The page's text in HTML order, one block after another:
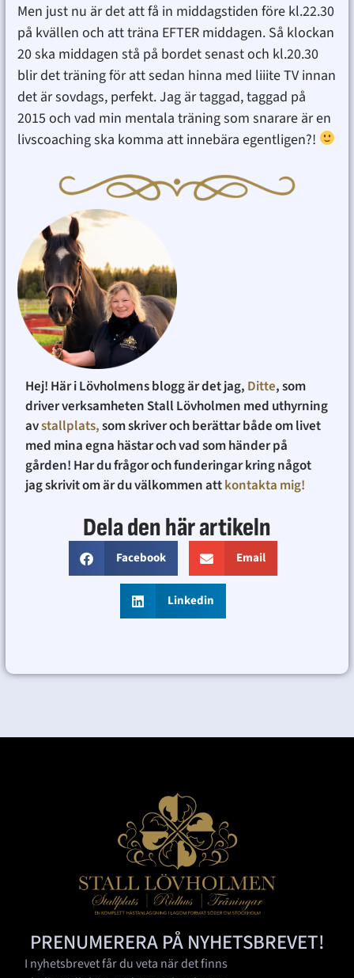
Men just nu är det att få in middagstiden före kl.22.30
på kvällen och att träna EFTER middagen. Så klockan
20 ska middagen stå på bordet senast och kl.20.30
blir det träning för att sedan hinna med liiite TV innan
det är sovdags, perfekt. Jag är taggad, taggad på
2015 och vad min mentala träning som snarare är en
livscoaching ska komma att innebära egentligen?!
Hej! Här i Lövholmens blogg är det jag, Ditte, som
driver verksamheten Stall Lövholmen med uthyrning
avstallplats,som skriver och berättar både om livet
med mina egna hästar och vad som händer på
gården! Har du frågor och funderingar kring något
jag skrivit om är du välkommen attkontakta mig!
Dela den här artikeln
Facebook Email
Linkedin
PRENUMERERA PÅ NYHETSBREVET!
I nyhetsbrevet får du veta när det finns